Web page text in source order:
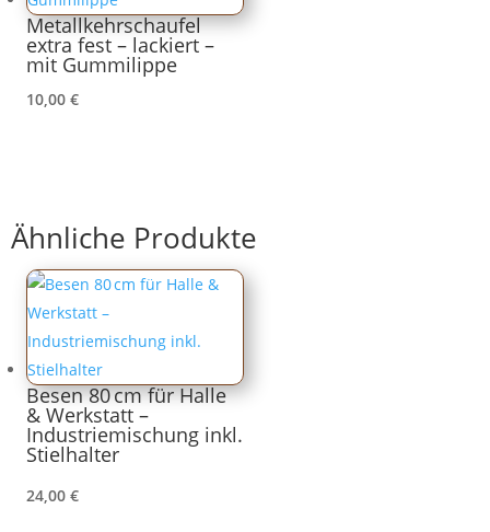
Metallkehrschaufel
extra fest – lackiert –
mit Gummilippe
10,00 €
Ähnliche Produkte
Besen 80 cm für Halle
& Werkstatt –
Industriemischung inkl.
Stielhalter
24,00 €